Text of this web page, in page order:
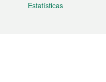
Estatísticas